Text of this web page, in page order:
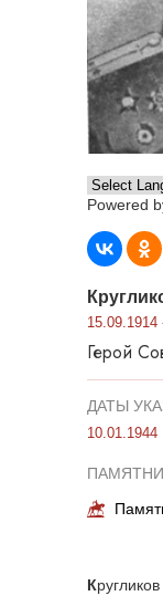
Powered
15.09.1914
Герой
ДАТЫ
10.01.1944
К